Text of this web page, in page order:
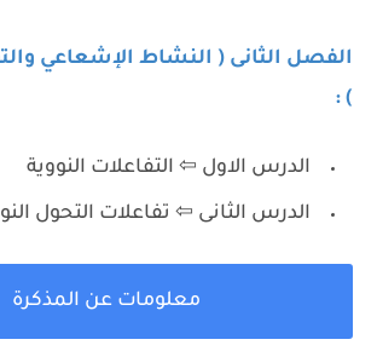
الفصل الثانى ( النشاط الإشعاعي
) :
الدرس الاول ⇦ التفاعلات النووية
الدرس الثانى ⇦ تفاعلات التحول
معلومات عن المذكرة